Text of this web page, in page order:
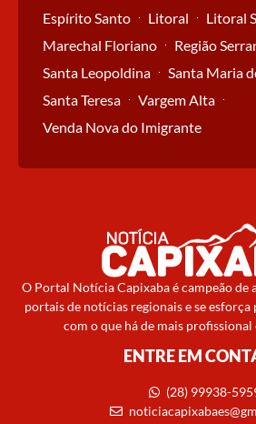
Espírito Santo
Litoral
Litoral
Marechal Floriano
Região
Santa Leopoldina
Santa Maria
Santa Teresa
Vargem Alta
Venda Nova do Imigrante
O Portal Notícia Capixaba é campeão de
portais de notícias regionais e se
com o que há de mais
ENTRE EM
(28) 99938-